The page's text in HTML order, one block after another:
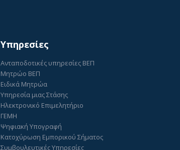
Υπηρεσίες
Ανταποδοτικές υπηρεσίες ΒΕΠ
Μητρώο ΒΕΠ
Ειδικά Μητρώα
Υπηρεσία μιας Στάσης
Ηλεκτρονικό Επιμελητήριο
ΓΕΜΗ
Ψηφιακή Υπογραφή
Κατοχύρωση Εμπορικού Σήματος
Συμβουλευτικές Υπηρεσίες